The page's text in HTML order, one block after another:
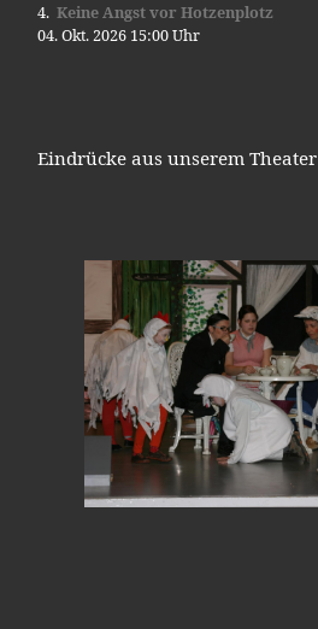
Keine Angst vor Hotzenplotz
04. Okt. 2026 15:00 Uhr
Eindrücke aus unserem Theater